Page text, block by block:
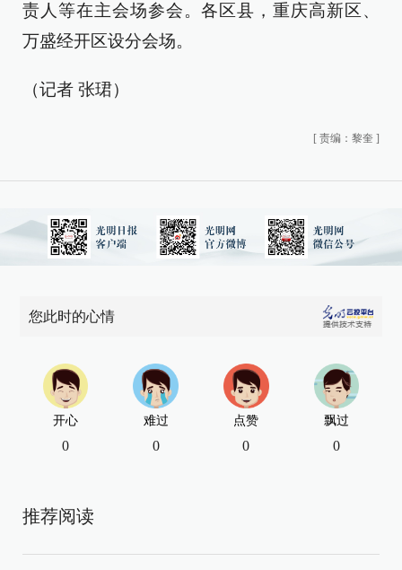
责人等在主会场参会。各区县，重庆高新区、
万盛经开区设分会场。
（记者 张珺）
[ 责编：黎奎 ]
您此时的心情
开心
0
难过
0
点赞
0
飘过
0
推荐阅读